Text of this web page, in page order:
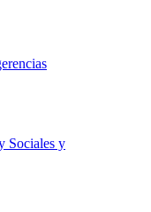
Sociales y